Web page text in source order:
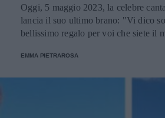
Oggi, 5 maggio 2023, la celebre
lancia il suo ultimo brano: "Vi dico
bellissimo regalo per voi che siete il
dedicato ai fan.
EMMA PIETRAROSA